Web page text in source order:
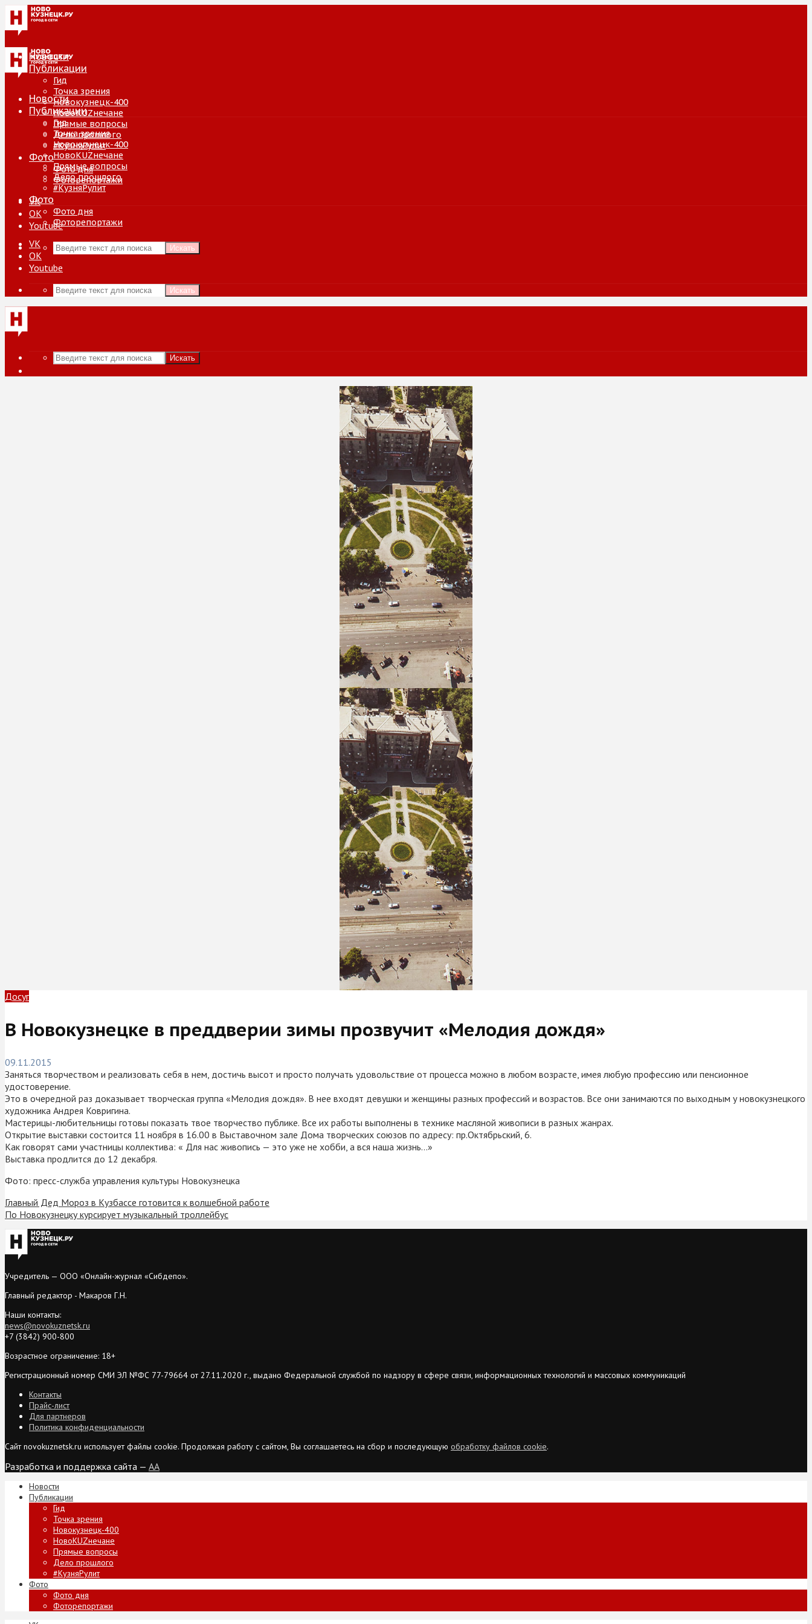
Новости
Публикации
Гид
Точка зрения
Новокузнецк-400
НовоKUZнечане
Прямые вопросы
Дело прошлого
#КузняРулит
Фото
Фото дня
Фоторепортажи
VK
ОК
Youtube
Искать
Новости
Публикации
Гид
Точка зрения
Новокузнецк-400
НовоKUZнечане
Прямые вопросы
Дело прошлого
#КузняРулит
Фото
Фото дня
Фоторепортажи
VK
ОК
Youtube
Искать
Искать
Досуг
В Новокузнецке в преддверии зимы прозвучит «Мелодия дождя»
09.11.2015
Заняться творчеством и реализовать себя в нем, достичь высот и просто получать удовольствие от процесса можно в любом возрасте, имея любую профессию или пенсионное
удостоверение.
Это в очередной раз доказывает творческая группа «Мелодия дождя». В нее входят девушки и женщины разных профессий и возрастов. Все они занимаются по выходным у новокузнецкого
художника Андрея Ковригина.
Мастерицы-любительницы готовы показать твое творчество публике. Все их работы выполнены в технике масляной живописи в разных жанрах.
Открытие выставки состоится 11 ноября в 16.00 в Выставочном зале Дома творческих союзов по адресу: пр.Октябрьский, 6.
Как говорят сами участницы коллектива: « Для нас живопись — это уже не хобби, а вся наша жизнь…»
Выставка продлится до 12 декабря.
Фото: пресс-служба управления культуры Новокузнецка
Главный Дед Мороз в Кузбассе готовится к волшебной работе
По Новокузнецку курсирует музыкальный троллейбус
Учредитель — ООО «Онлайн-журнал «Сибдепо».
Главный редактор - Макаров Г.Н.
Наши контакты:
news@novokuznetsk.ru
+7 (3842) 900-800
Возрастное ограничение: 18+
Регистрационный номер СМИ ЭЛ №ФС 77-79664 от 27.11.2020 г., выдано Федеральной службой по надзору в сфере связи, информационных технологий и массовых коммуникаций
Контакты
Прайс-лист
Для партнеров
Политика конфиденциальности
Сайт novokuznetsk.ru использует файлы cookie. Продолжая работу с сайтом, Вы соглашаетесь на сбор и последующую обработку файлов cookie.
Разработка и поддержка сайта — AA
Новости
Публикации
Гид
Точка зрения
Новокузнецк-400
НовоKUZнечане
Прямые вопросы
Дело прошлого
#КузняРулит
Фото
Фото дня
Фоторепортажи